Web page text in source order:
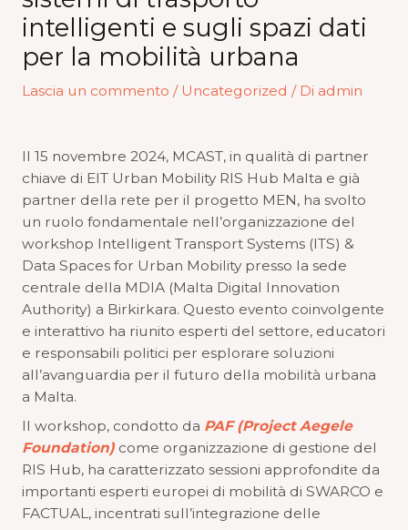
intelligenti e sugli spazi dati
per la mobilità urbana
Lascia un commento / Uncategorized / Di admin
Il 15 novembre 2024, MCAST, in qualità di partner
chiave di EIT Urban Mobility RIS Hub Malta e già
partner della rete per il progetto MEN, ha svolto
un ruolo fondamentale nell’organizzazione del
workshop Intelligent Transport Systems (ITS) &
Data Spaces for Urban Mobility presso la sede
centrale della MDIA (Malta Digital Innovation
Authority) a Birkirkara. Questo evento coinvolgente
e interattivo ha riunito esperti del settore, educatori
e responsabili politici per esplorare soluzioni
all’avanguardia per il futuro della mobilità urbana
a Malta.
Il workshop, condotto da PAF (Project Aegele
Foundation)come organizzazione di gestione del
RIS Hub, ha caratterizzato sessioni approfondite da
importanti esperti europei di mobilità di SWARCO e
FACTUAL, incentrati sull’integrazione delle